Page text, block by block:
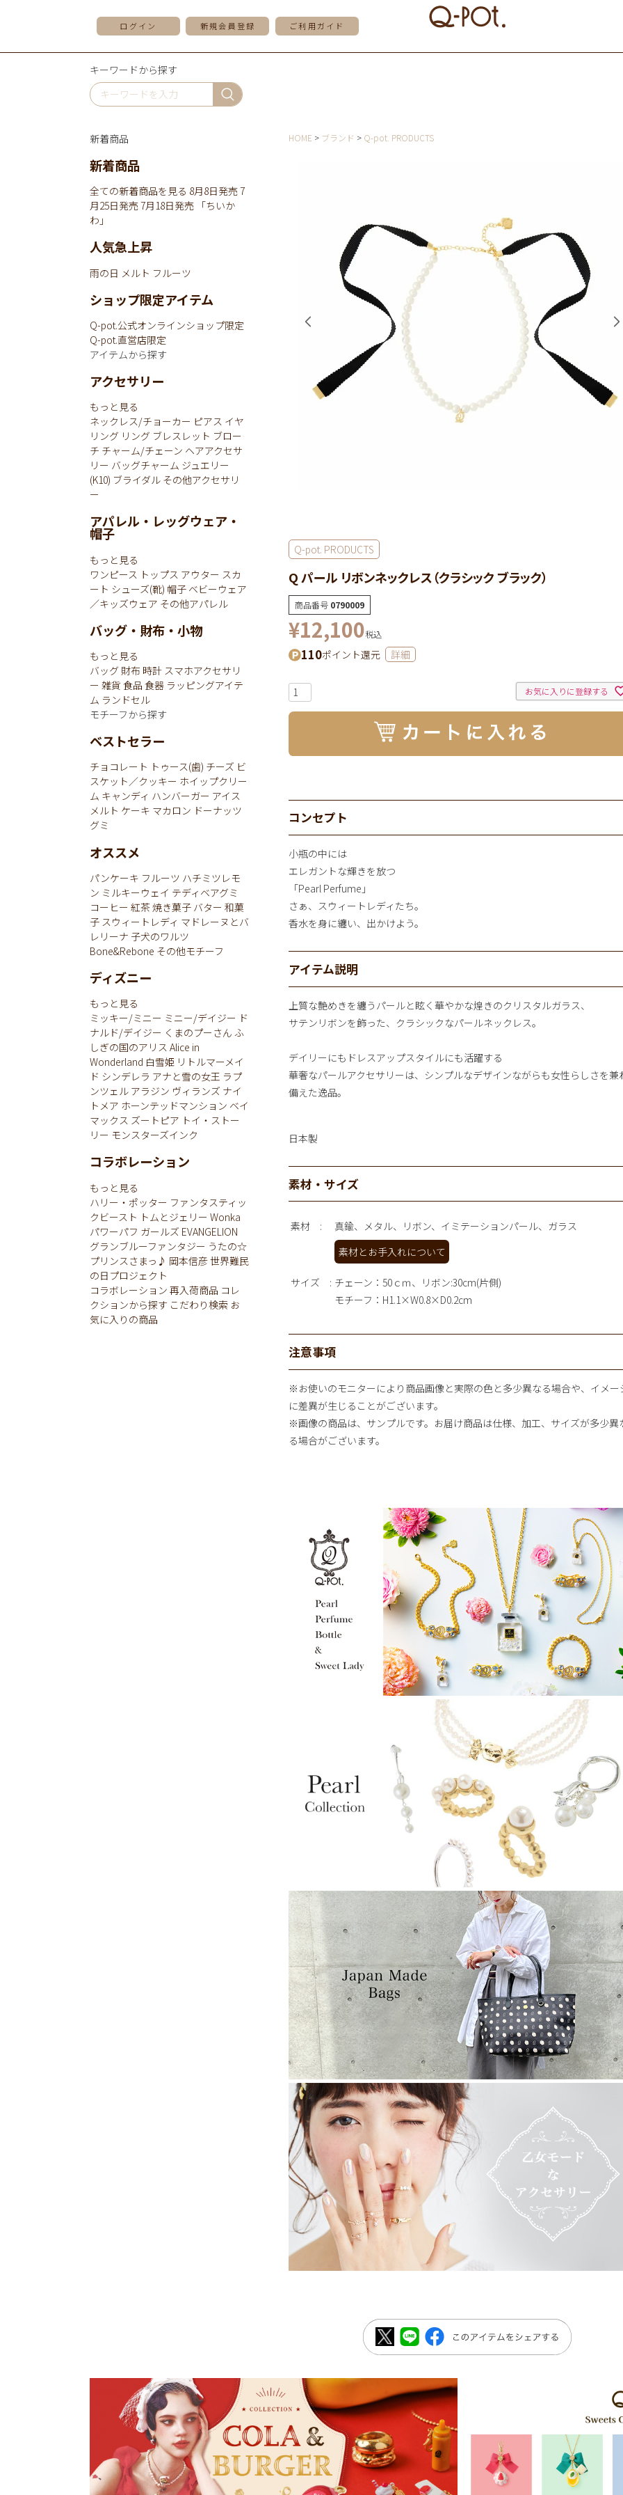
ログイン 新規会員登録 ご利用ガイド
キーワードから探す
HOME ブランド Q-pot. PRODUCTS
Q-pot. PRODUCTS
Q パール リボンネックレス（クラシック ブラック）
商品番号 0790009
¥12,100税込
110ポイント還元 詳細
お気に入りに登録する
コンセプト
小瓶の中には
エレガントな輝きを放つ
「Pearl Perfume」
さぁ、スウィートレディたち。
香水を身に纏い、出かけよう。
アイテム説明
上質な艶めきを纏うパールと眩く華やかな煌きのクリスタルガラス、
サテンリボンを飾った、クラシックなパールネックレス。
デイリーにもドレスアップスタイルにも活躍する
華奢なパールアクセサリーは、シンプルなデザインながらも女性らしさを兼
備えた逸品。
日本製
素材・サイズ
素材
真鍮、メタル、リボン、イミテーションパール、ガラス
素材とお手入れについて
サイズ
チェーン：50ｃｍ、リボン:30cm(片側)
モチーフ：H1.1×W0.8×D0.2cm
注意事項
※お使いのモニターにより商品画像と実際の色と多少異なる場合や、イメー
に差異が生じることがございます。
※画像の商品は、サンプルです。お届け商品は仕様、加工、サイズが多少異
る場合がございます。
新着商品
新着商品
全ての新着商品を見る 8月8日発売7
月25日発売7月18日発売 「ちいか
わ」
人気急上昇
雨の日 メルト フルーツ
ショップ限定アイテム
Q-pot.公式オンラインショップ限定
Q-pot.直営店限定
アイテムから探す
アクセサリー
もっと見る
ネックレス/チョーカー ピアス イヤ
リング リング ブレスレット ブロー
チ チャーム/チェーン ヘアアクセサ
リー バッグチャーム ジュエリー
(K10) ブライダル その他アクセサリ
ー
アパレル・レッグウェア・
帽子
もっと見る
ワンピース トップス アウター スカ
ート シューズ(靴) 帽子 ベビーウェア
／キッズウェア その他アパレル
バッグ・財布・小物
もっと見る
バッグ 財布 時計 スマホアクセサリ
ー 雑貨 食品 食器 ラッピングアイテ
ム ランドセル
モチーフから探す
ベストセラー
チョコレート トゥース(歯) チーズ ビ
スケット／クッキー ホイップクリー
ム キャンディ ハンバーガー アイス
メルト ケーキ マカロン ドーナッツ
グミ
オススメ
パンケーキ フルーツ ハチミツレモ
ン ミルキーウェイ テディベアグミ
コーヒー 紅茶焼き菓子 バター 和菓
子 スウィートレディ マドレーヌとバ
レリーナ 子犬のワルツ
Bone&Rebone その他モチーフ
ディズニー
もっと見る
ミッキー/ミニー ミニー/デイジー ド
ナルド/デイジー くまのプーさん ふ
しぎの国のアリス Alice in
Wonderland 白雪姫 リトルマーメイ
ド シンデレラ アナと雪の女王 ラプ
ンツェル アラジン ヴィランズ ナイ
トメア ホーンテッドマンション ベイ
マックス ズートピア トイ・ストー
リー モンスターズインク
コラボレーション
もっと見る
ハリー・ポッター ファンタスティッ
クビースト トムとジェリー Wonka
パワーパフ ガールズ EVANGELION
グランブルーファンタジー うたの☆
プリンスさまっ♪ 岡本信彦世界難民
の日プロジェクト
コラボレーション 再入荷商品 コレ
クションから探す こだわり検索 お
気に入りの商品